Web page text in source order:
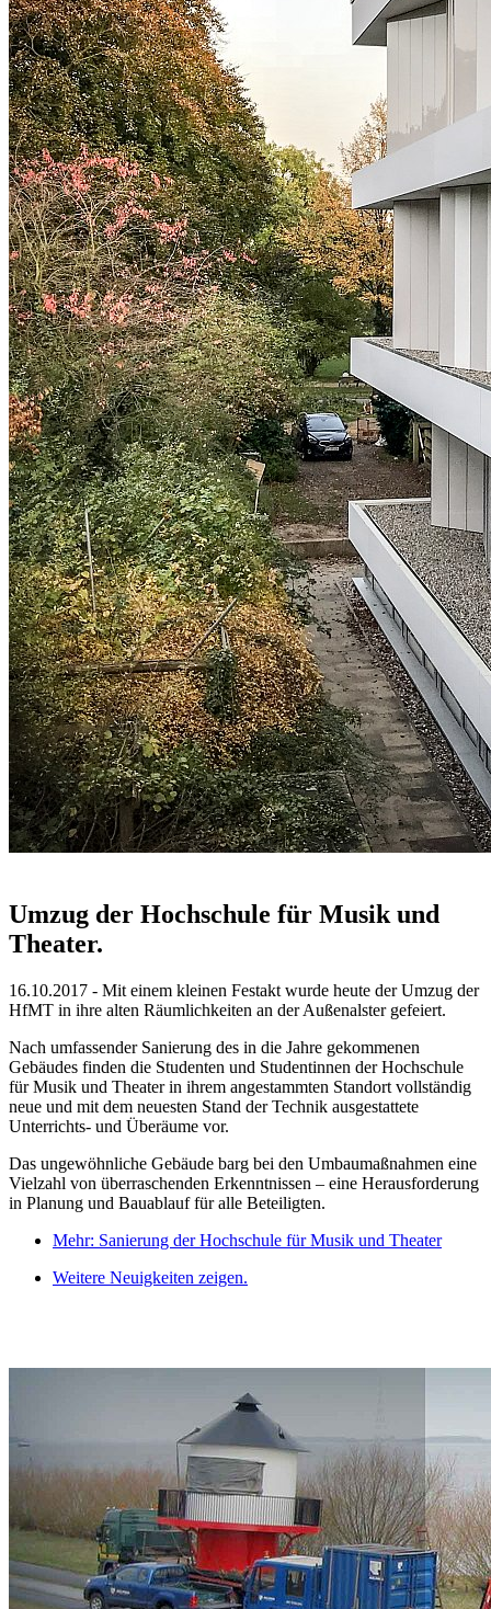
Umzug der Hochschule für Musik und
Theater.
16.10.2017 - Mit einem kleinen Festakt wurde heute der Umzug der
HfMT in ihre alten Räumlichkeiten an der Außenalster gefeiert.
Nach umfassender Sanierung des in die Jahre gekommenen
Gebäudes finden die Studenten und Studentinnen der Hochschule
für Musik und Theater in ihrem angestammten Standort vollständig
neue und mit dem neuesten Stand der Technik ausgestattete
Unterrichts- und Überäume vor.
Das ungewöhnliche Gebäude barg bei den Umbaumaßnahmen eine
Vielzahl von überraschenden Erkenntnissen – eine Herausforderung
in Planung und Bauablauf für alle Beteiligten.
Mehr: Sanierung der Hochschule für Musik und Theater
Weitere Neuigkeiten zeigen.